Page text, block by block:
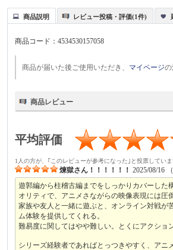
商品説明 レビュー投稿・評価(1件)
商品コード：4534530157058
商品が届いた後ご使用いただき、 マイページ
商品レビュー
平均評価
1人の方が、｢このレビューが参考になった｣と投票していま
煉獄さん！！！！！！ 2025/08/16
遊郭編から柱稽古編までをしっかりカバーした
オリティで、アニメさながらの映像表現には圧
家族や友人と一緒に遊ぶと、オンライン対戦が
ム体験を提供してくれる。
難易度に関してはやや難しい。とくにアクショ
シリーズ経験者であればとっつきやすく、アニ